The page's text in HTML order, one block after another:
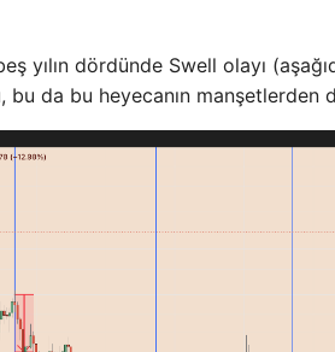
yılın dördünde Swell olayı
da bu heyecanın manşetlerden